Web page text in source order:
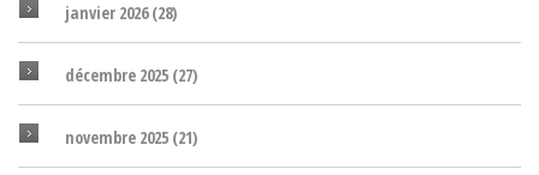
janvier 2026(28)
décembre 2025 (27)
novembre 2025 (21)